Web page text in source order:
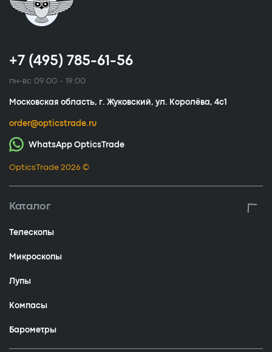
+7 (495) 785-61-56
пн-вс 09.00 - 19.00
Московская область, г. Жуковский, ул. Королёва, 4с1
order@opticstrade.ru
WhatsApp OpticsTrade
OpticsTrade 2026 ©
Каталог
Телескопы
Микроскопы
Лупы
Компасы
Барометры